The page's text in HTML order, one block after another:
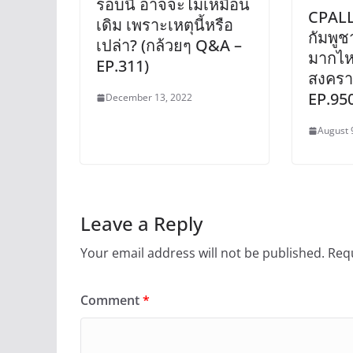
รอบนี้ อาจจะไม่เหมือน
เดิม เพราะเหตุนี้หรือ
เปล่า? (กล้วยๆ Q&A –
EP.311)
December 13, 2022
กัมพูช
มากไ
สงคร
August
Leave a Reply
Your email address will not be published.
Comment*